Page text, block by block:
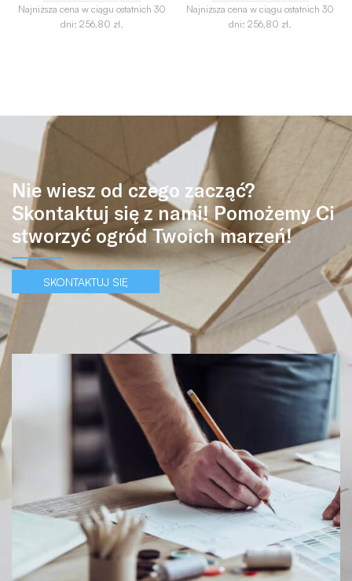
Najniższa cena w ciągu ostatnich 30
dni: 256,80 zł.
Najniższa cena w ciągu ostatnich 30
dni: 256,80 zł.
Nie wiesz od czego zacząć?
Skontaktuj się z nami! Pomożemy Ci
stworzyć ogród Twoich marzeń!
SKONTAKTUJ SIĘ